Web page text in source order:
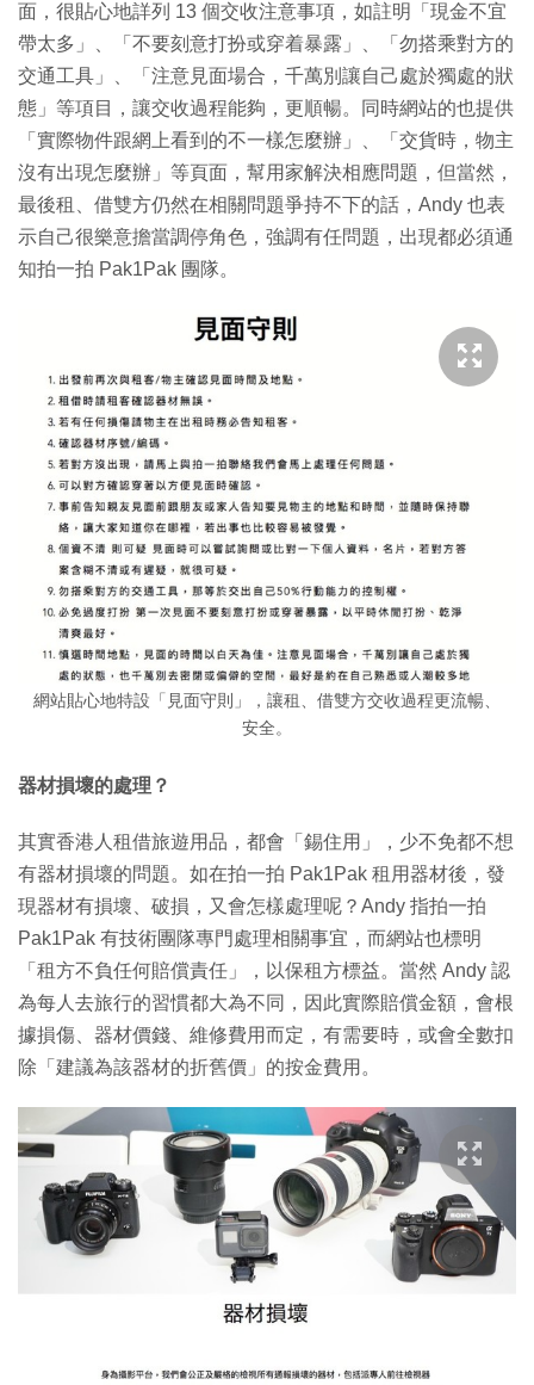
面，很貼心地詳列 13 個交收注意事項，如註明「現金不宜
帶太多」、「不要刻意打扮或穿着暴露」、「勿搭乘對方的
交通工具」、「注意見面場合，千萬別讓自己處於獨處的狀
態」等項目，讓交收過程能夠，更順暢。同時網站的也提供
「實際物件跟網上看到的不一樣怎麼辦」、「交貨時，物主
沒有出現怎麼辦」等頁面，幫用家解決相應問題，但當然，
最後租、借雙方仍然在相關問題爭持不下的話，Andy 也表
示自己很樂意擔當調停角色，強調有任問題，出現都必須通
知拍一拍 Pak1Pak 團隊。
網站貼心地特設「見面守則」，讓租、借雙方交收過程更流暢、
安全。
器材損壞的處理？
其實香港人租借旅遊用品，都會「錫住用」，少不免都不想
有器材損壞的問題。如在拍一拍 Pak1Pak 租用器材後，發
現器材有損壞、破損，又會怎樣處理呢？Andy 指拍一拍
Pak1Pak 有技術團隊專門處理相關事宜，而網站也標明
「租方不負任何賠償責任」，以保租方標益。當然 Andy 認
為每人去旅行的習慣都大為不同，因此實際賠償金額，會根
據損傷、器材價錢、維修費用而定，有需要時，或會全數扣
除「建議為該器材的折舊價」的按金費用。